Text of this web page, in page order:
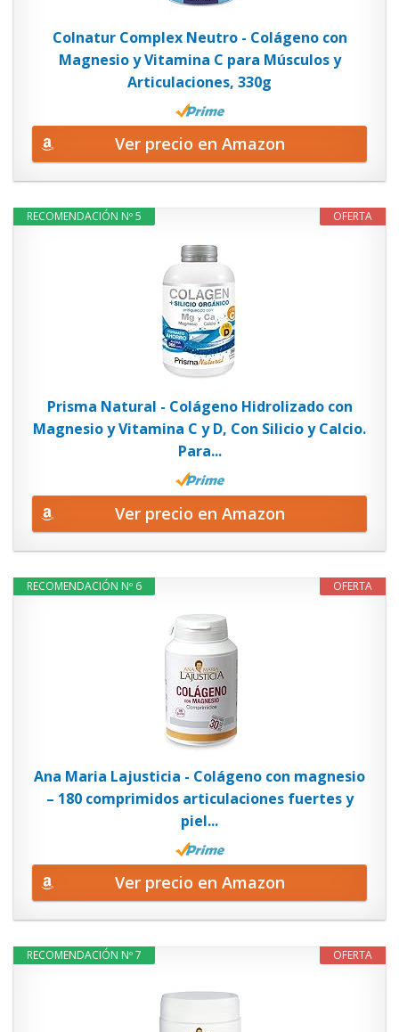
Colnatur Complex Neutro - Colágeno con
Magnesio y Vitamina C para Músculos y
Articulaciones, 330g
Ver precio en Amazon
OFERTA
RECOMENDACIÓN Nº 5
Prisma Natural - Colágeno Hidrolizado con
Magnesio y Vitamina C y D, Con Silicio y Calcio.
Para...
Ver precio en Amazon
OFERTA
RECOMENDACIÓN Nº 6
Ana Maria Lajusticia - Colágeno con magnesio
– 180 comprimidos articulaciones fuertes y
piel...
Ver precio en Amazon
OFERTA
RECOMENDACIÓN Nº 7